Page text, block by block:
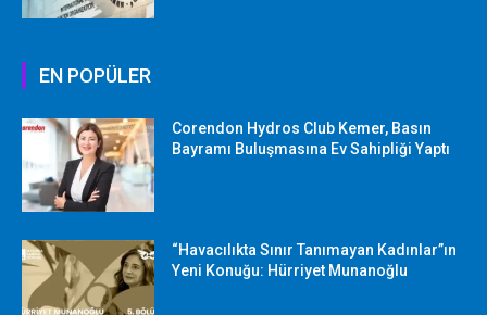
EN POPÜLER
Corendon Hydros Club Kemer, Basın
Bayramı Buluşmasına Ev Sahipliği Yaptı
“Havacılıkta Sınır Tanımayan Kadınlar”ın
Yeni Konuğu: Hürriyet Munanoğlu